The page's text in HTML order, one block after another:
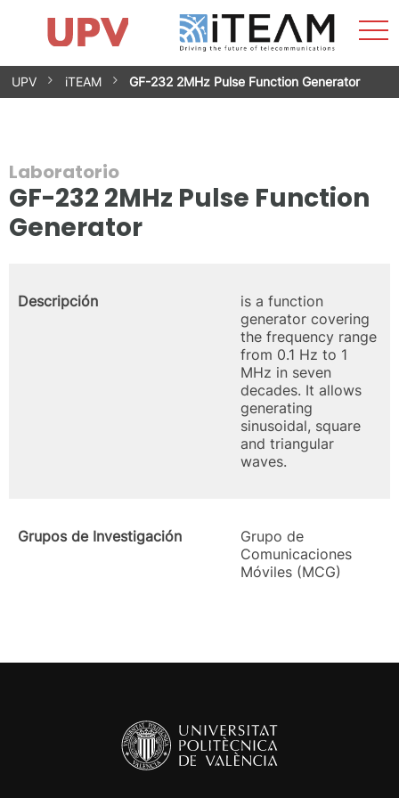
Saltar
Impacto
Grupos de investigación
Instalaciones
Spin-offs
Contacto
Prácticas
Noticias
Unidad de Igualdad
UPV iTEAM GF-232 2MHz Pulse Function Generator
Laboratorio
GF-232 2MHz Pulse Function
Generator
Descripción
is a function
generator covering
the frequency range
from 0.1 Hz to 1
MHz in seven
decades. It allows
generating
sinusoidal, square
and triangular
waves.
Grupos de Investigación
Grupo de
Comunicaciones
Móviles (MCG)